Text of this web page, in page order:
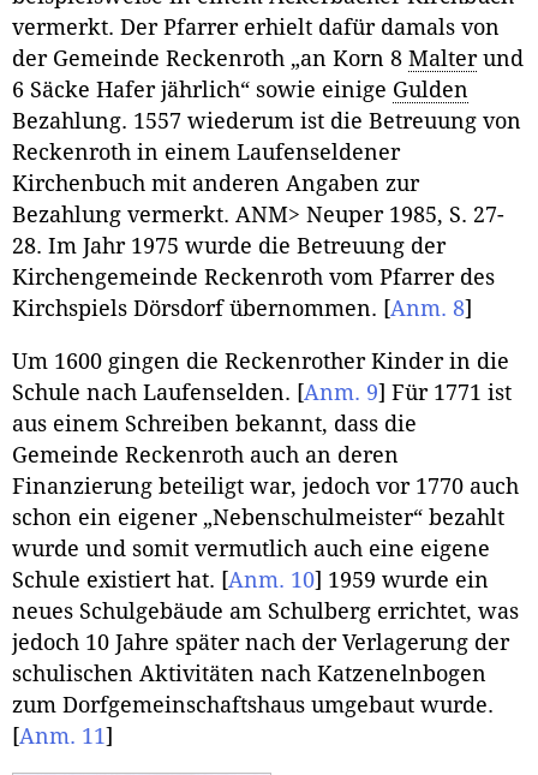
vermerkt. Der Pfarrer erhielt dafür damals von
der Gemeinde Reckenroth „an Korn 8 Malterund
6 Säcke Hafer jährlich“ sowie einige Gulden
Bezahlung. 1557 wiederum ist die Betreuung von
Reckenroth in einem Laufenseldener
Kirchenbuch mit anderen Angaben zur
Bezahlung vermerkt. ANM> Neuper 1985, S. 27-
28. Im Jahr 1975 wurde die Betreuung der
Kirchengemeinde Reckenroth vom Pfarrer des
Kirchspiels Dörsdorf übernommen. [Anm. 8]
Um 1600 gingen die Reckenrother Kinder in die
Schule nach Laufenselden. [Anm. 9] Für 1771 ist
aus einem Schreiben bekannt, dass die
Gemeinde Reckenroth auch an deren
Finanzierung beteiligt war, jedoch vor 1770 auch
schon ein eigener „Nebenschulmeister“ bezahlt
wurde und somit vermutlich auch eine eigene
Schule existiert hat. [Anm. 10] 1959 wurde ein
neues Schulgebäude am Schulberg errichtet, was
jedoch 10 Jahre später nach der Verlagerung der
schulischen Aktivitäten nach Katzenelnbogen
zum Dorfgemeinschaftshaus umgebaut wurde.
[Anm. 11]